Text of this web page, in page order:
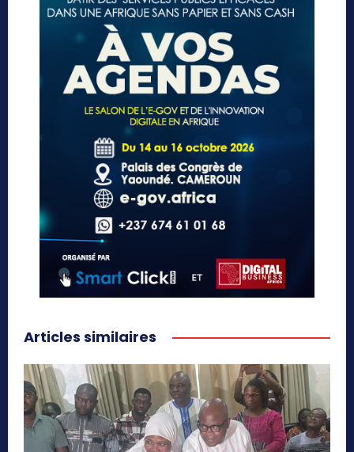
Articles similaires